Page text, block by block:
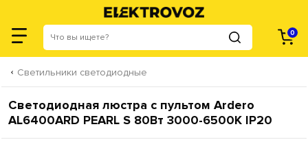
0
Светильники светодиодные
Светодиодная люстра с пультом Ardero
AL6400ARD PEARL S 80Вт 3000-6500К IP20